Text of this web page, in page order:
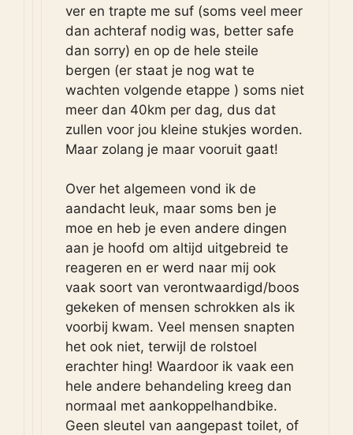
ver en trapte me suf (soms veel meer
dan achteraf nodig was, better safe
dan sorry) en op de hele steile
bergen (er staat je nog wat te
wachten volgende etappe ) soms niet
meer dan 40km per dag, dus dat
zullen voor jou kleine stukjes worden.
Maar zolang je maar vooruit gaat!
Over het algemeen vond ik de
aandacht leuk, maar soms ben je
moe en heb je even andere dingen
aan je hoofd om altijd uitgebreid te
reageren en er werd naar mij ook
vaak soort van verontwaardigd/boos
gekeken of mensen schrokken als ik
voorbij kwam. Veel mensen snapten
het ook niet, terwijl de rolstoel
erachter hing! Waardoor ik vaak een
hele andere behandeling kreeg dan
normaal met aankoppelhandbike.
Geen sleutel van aangepast toilet, of